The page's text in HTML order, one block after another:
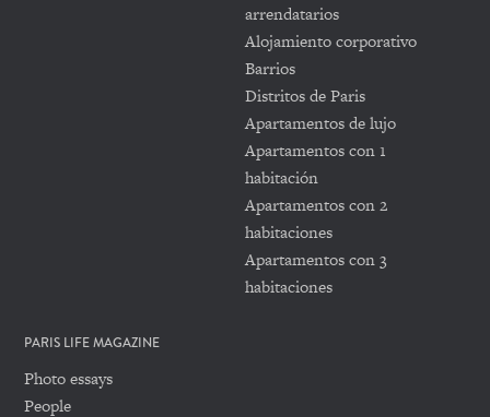
arrendatarios
Alojamiento corporativo
Barrios
Distritos de Paris
Apartamentos de lujo
Apartamentos con 1
habitación
Apartamentos con 2
habitaciones
Apartamentos con 3
habitaciones
PARIS LIFE MAGAZINE
Photo essays
People